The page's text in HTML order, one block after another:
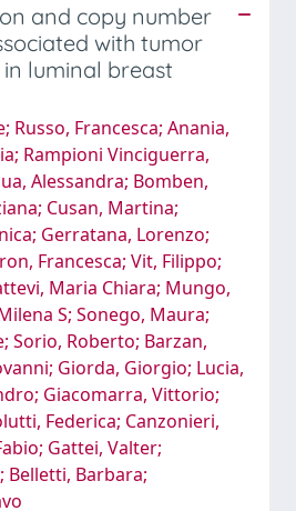
and copy number
with tumor
luminal breast
Russo, Francesca; Anania,
Rampioni Vinciguerra,
Alessandra; Bomben,
Cusan, Martina;
Gerratana, Lorenzo;
Francesca; Vit, Filippo;
Maria Chiara; Mungo,
S; Sonego, Maura;
Sorio, Roberto; Barzan,
Giorda, Giorgio; Lucia,
Giacomarra, Vittorio;
Federica; Canzonieri,
Gattei, Valter;
Belletti, Barbara;